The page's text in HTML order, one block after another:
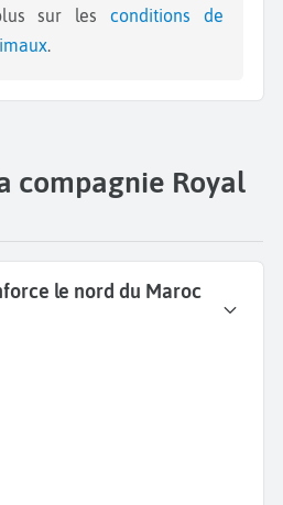
sur les conditions de
.
compagnie Royal
le nord du Maroc